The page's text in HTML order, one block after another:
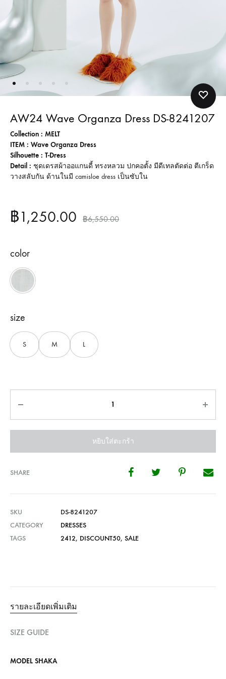
AW24 Wave Organza Dress DS-8241207
Collection : MELT
ITEM : Wave Organza Dress
Silhouette : T-Dress
Detail : ชุดเดรสผ้าออแกนดี้ ทรงหลวม ปกคอตั้ง มีดีเทลตัดต่อ ตีเกร็ด
วางสลับกัน ด้านในมี camisloe dress เป็นซับใน
฿1,250.00 ฿6,550.00
color
White
size
S M L
หยิบใส่ตะกร้า
SHARE
SKU
DS-8241207
CATEGORY
DRESSES
TAGS
2412, DISCOUNT50, SALE
รายละเอียดเพิ่มเติม
SIZE GUIDE
MODEL SHAKA